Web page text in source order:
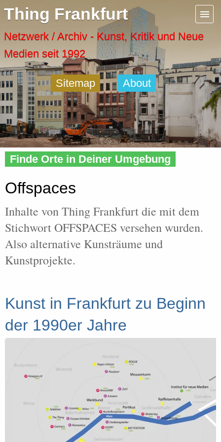
Thing Frankfurt
Netzwerk / Archiv - Kunst, Kritik und Neue
Medien seit 1992
Sitemap About
Home»Tags» Offspaces
Finde Orte in Deiner Umgebung
Offspaces
Inhalte von Thing Frankfurt die mit dem
Stichwort OFFSPACES versehen wurden.
Also alternative Kunsträume und
Kunstprojekte.
Kunst in Frankfurt zu Beginn
der 1990er Jahre
Menu
Artspaces
Cool Places
Frankfurt Diary
Activity
Recent Posts